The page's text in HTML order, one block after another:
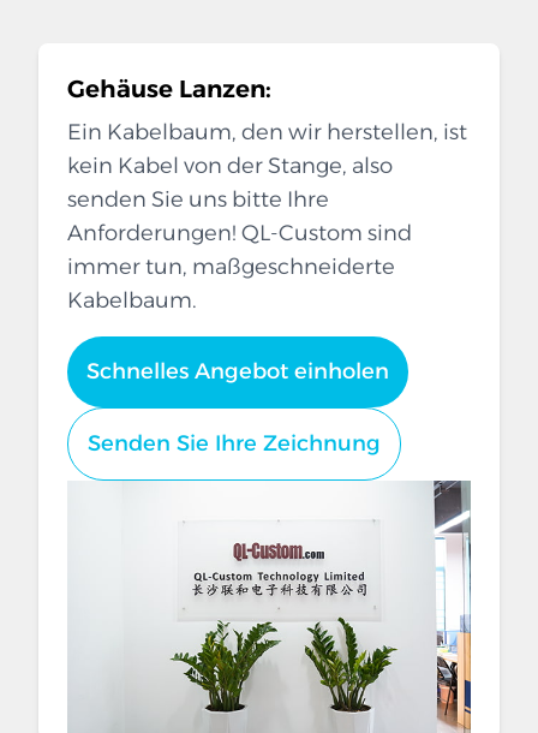
Gehäuse Lanzen:
Ein Kabelbaum, den wir herstellen, ist
kein Kabel von der Stange, also
senden Sie uns bitte Ihre
Anforderungen! QL-Custom sind
immer tun, maßgeschneiderte
Kabelbaum.
Schnelles Angebot einholen
Senden Sie Ihre Zeichnung